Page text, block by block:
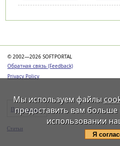
© 2002—2026 SOFTPORTAL
Обратная связь (Feedback)
Privacy Policy
Программы
Статьи
Мы используем файлы
предоставить вам
использовании